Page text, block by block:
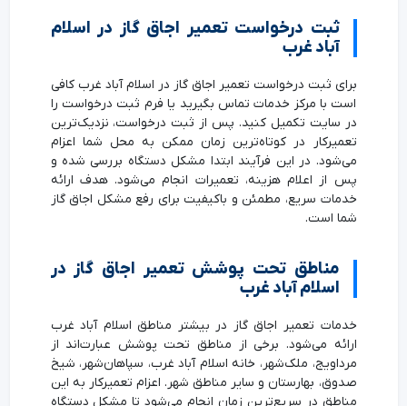
ثبت درخواست تعمیر اجاق گاز در اسلام
آباد غرب
برای ثبت درخواست تعمیر اجاق گاز در اسلام آباد غرب کافی
است با مرکز خدمات تماس بگیرید یا فرم ثبت درخواست را
در سایت تکمیل کنید. پس از ثبت درخواست، نزدیک‌ترین
تعمیرکار در کوتاه‌ترین زمان ممکن به محل شما اعزام
می‌شود. در این فرآیند ابتدا مشکل دستگاه بررسی شده و
پس از اعلام هزینه، تعمیرات انجام می‌شود. هدف ارائه
خدمات سریع، مطمئن و باکیفیت برای رفع مشکل اجاق گاز
شما است.
مناطق تحت پوشش تعمیر اجاق گاز در
اسلام آباد غرب
خدمات تعمیر اجاق گاز در بیشتر مناطق اسلام آباد غرب
ارائه می‌شود. برخی از مناطق تحت پوشش عبارت‌اند از
مرداویج، ملک‌شهر، خانه اسلام آباد غرب، سپاهان‌شهر، شیخ
صدوق، بهارستان و سایر مناطق شهر. اعزام تعمیرکار به این
مناطق در سریع‌ترین زمان انجام می‌شود تا مشکل دستگاه